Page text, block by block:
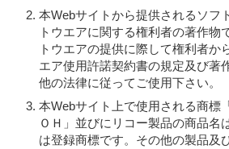
本Webサイトから提供されるソフ
トウエアに関する権利者の著作物
トウエアの提供に際して権利者か
エア使用許諾契約書の規定及び著
他の法律に従ってご使用下さい。
本Webサイト上で使用される商標
ＯＨ」並びにリコー製品の商品名
は登録商標です。その他の製品及